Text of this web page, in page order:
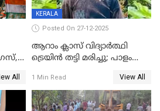
All
KERALA
Posted On 27-12-2025
ആറാം ക്ലാസ് വിദ്യാർത്ഥി
ട്രെയിൻ തട്ടി മരിച്ചു; പാളം
അപകടം മലപ്പുറത്ത്
1 Min Read View All